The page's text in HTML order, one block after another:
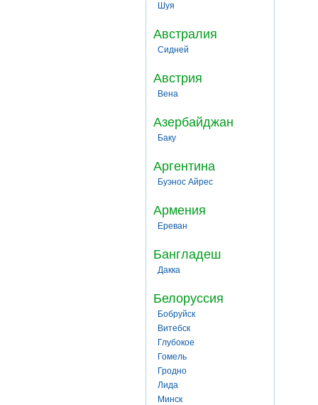
Шуя
Австралия
Сидней
Австрия
Вена
Азербайджан
Баку
Аргентина
Буэнос Айрес
Армения
Ереван
Бангладеш
Дакка
Белоруссия
Бобруйск
Витебск
Глубокое
Гомель
Гродно
Лида
Минск